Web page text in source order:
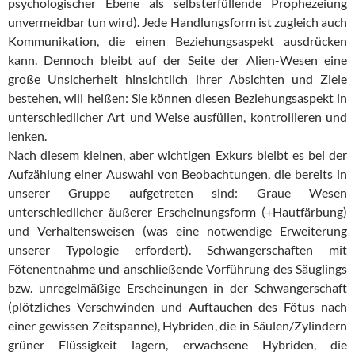
unvermeidbar tun wird). Jede Handlungsform ist zugleich auch
Kommunikation, die einen Beziehungsaspekt ausdrücken
kann. Dennoch bleibt auf der Seite der Alien-Wesen eine
große Unsicherheit hinsichtlich ihrer Absichten und Ziele
bestehen, will heißen: Sie können diesen Beziehungsaspekt in
unterschiedlicher Art und Weise ausfüllen, kontrollieren und
lenken.
Nach diesem kleinen, aber wichtigen Exkurs bleibt es bei der
Aufzählung einer Auswahl von Beobachtungen, die bereits in
unserer Gruppe aufgetreten sind: Graue Wesen
unterschiedlicher äußerer Erscheinungsform (+Hautfärbung)
und Verhaltensweisen (was eine notwendige Erweiterung
unserer Typologie erfordert). Schwangerschaften mit
Fötenentnahme und anschließende Vorführung des Säuglings
bzw. unregelmäßige Erscheinungen in der Schwangerschaft
(plötzliches Verschwinden und Auftauchen des Fötus nach
einer gewissen Zeitspanne), Hybriden, die in Säulen/Zylindern
grüner Flüssigkeit lagern, erwachsene Hybriden, die